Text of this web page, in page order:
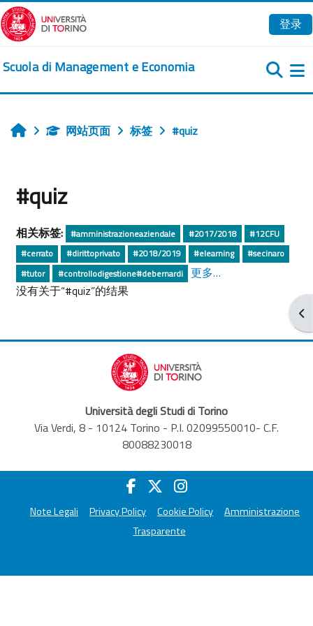
跳到主要内容
登录
Scuola di Management e Economia
打
首页 网站页面 标签 #quiz
#quiz
相关标签: #amministrazioneaziendale #2017/2018
#12CFU
#cerrato
#dirittoprivato #2018/2019 #elearning
#secinaro
#tutor
#controllodigestione#debernardi
更多…
没有关于“#quiz”的结果
Università degli Studi di Torino
Via Verdi, 8 - 10124 Torino - P.I. 02099550010- C.F.
80088230018
Note Legali Privacy Policy Cookie Policy
Amministrazione
Trasparente